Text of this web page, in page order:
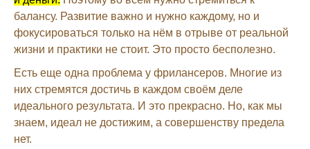
балансу. Развитие важно и нужно каждому, но и
фокусироваться только на нём в отрыве от реальной
жизни и практики не стоит. Это просто бесполезно.
Есть еще одна проблема у фрилансеров. Многие из
них стремятся достичь в каждом своём деле
идеального результата. И это прекрасно. Но, как мы
знаем, идеал не достижим, а совершенству предела
нет.